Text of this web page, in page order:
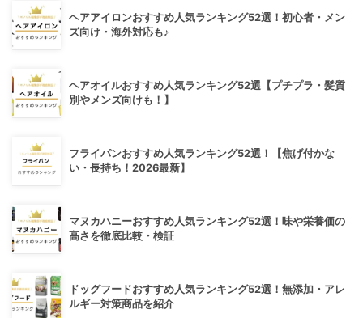
ヘアアイロンおすすめ人気ランキング52選！初心者・メン
ズ向け・海外対応も♪
ヘアオイルおすすめ人気ランキング52選【プチプラ・髪質
別やメンズ向けも！】
フライパンおすすめ人気ランキング52選！【焦げ付かな
い・長持ち！2026最新】
マヌカハニーおすすめ人気ランキング52選！味や栄養価の
高さを徹底比較・検証
ドッグフードおすすめ人気ランキング52選！無添加・アレ
ルギー対策商品を紹介